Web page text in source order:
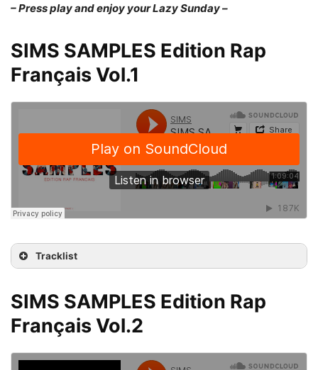
– Press play and enjoy your Lazy Sunday –
SIMS SAMPLES Edition Rap
Français Vol.1
Tracklist
SIMS SAMPLES Edition Rap
Français Vol.2